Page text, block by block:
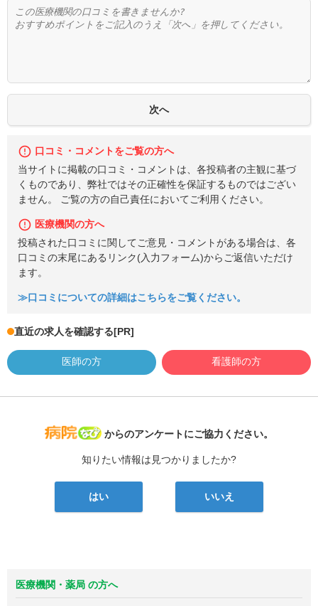
口コミ・コメントをご覧の方へ
当サイトに掲載の口コミ・コメントは、各投稿者の主観に基づ
くものであり、弊社ではその正確性を保証するものではござい
ません。 ご覧の方の自己責任においてご利用ください。
医療機関の方へ
投稿された口コミに関してご意見・コメントがある場合は、各
口コミの末尾にあるリンク(入力フォーム)からご返信いただけ
ます。
≫口コミについての詳細はこちらをご覧ください。
直近の求人を確認する[PR]
医師の方 看護師の方
病院なび
からのアンケートにご協力ください。
知りたい情報は見つかりましたか?
はい いいえ
医療機関・薬局 の方へ